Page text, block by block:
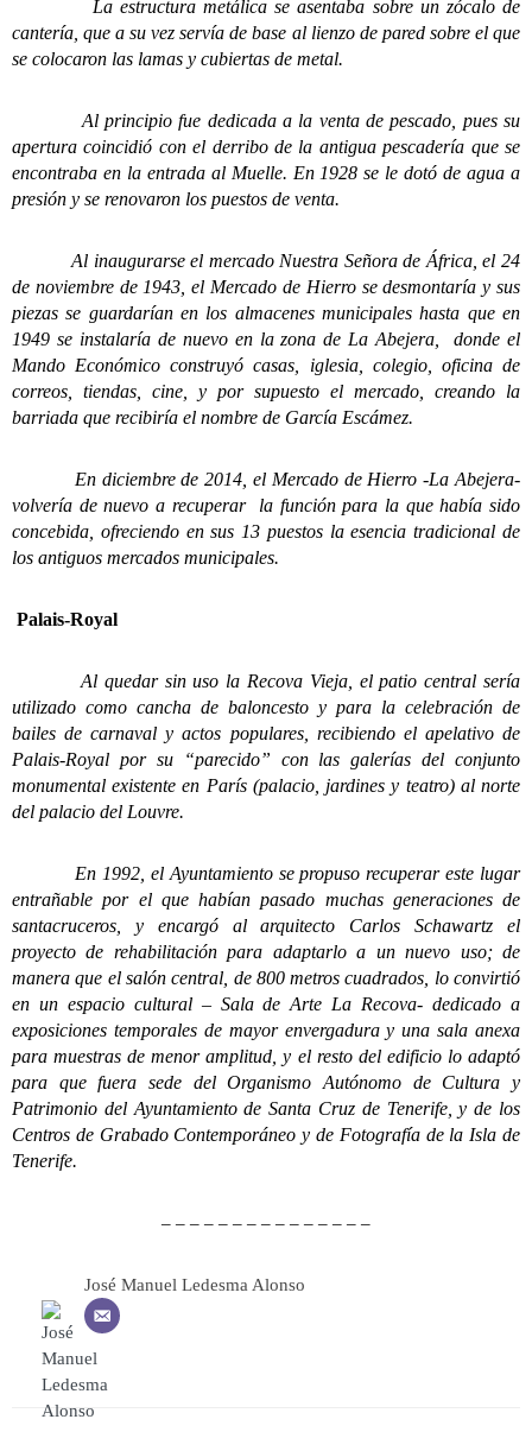
La estructura metálica se asentaba sobre un zócalo de
cantería, que a su vez servía de base al lienzo de pared sobre el que
se colocaron las lamas y cubiertas de metal.
Al principio fue dedicada a la venta de pescado, pues su
apertura coincidió con el derribo de la antigua pescadería que se
encontraba en la entrada al Muelle. En 1928 se le dotó de agua a
presión y se renovaron los puestos de venta.
Al inaugurarse el mercado Nuestra Señora de África, el 24
de noviembre de 1943, el Mercado de Hierro se desmontaría y sus
piezas se guardarían en los almacenes municipales hasta que en
1949 se instalaría de nuevo en la zona de La Abejera, donde el
Mando Económico construyó casas, iglesia, colegio, oficina de
correos, tiendas, cine, y por supuesto el mercado, creando la
barriada que recibiría el nombre de García Escámez.
En diciembre de 2014, el Mercado de Hierro -La Abejera-
volvería de nuevo a recuperar la función para la que había sido
concebida, ofreciendo en sus 13 puestos la esencia tradicional de
los antiguos mercados municipales.
Palais-Royal
Al quedar sin uso la Recova Vieja, el patio central sería
utilizado como cancha de baloncesto y para la celebración de
bailes de carnaval y actos populares, recibiendo el apelativo de
Palais-Royal por su “parecido” con las galerías del conjunto
monumental existente en París (palacio, jardines y teatro) al norte
del palacio del Louvre.
En 1992, el Ayuntamiento se propuso recuperar este lugar
entrañable por el que habían pasado muchas generaciones de
santacruceros, y encargó al arquitecto Carlos Schawartz el
proyecto de rehabilitación para adaptarlo a un nuevo uso; de
manera que el salón central, de 800 metros cuadrados, lo convirtió
en un espacio cultural – Sala de Arte La Recova- dedicado a
exposiciones temporales de mayor envergadura y una sala anexa
para muestras de menor amplitud, y el resto del edificio lo adaptó
para que fuera sede del Organismo Autónomo de Cultura y
Patrimonio del Ayuntamiento de Santa Cruz de Tenerife, y de los
Centros de Grabado Contemporáneo y de Fotografía de la Isla de
Tenerife.
– – – – – – – – – – – – – – –
José Manuel Ledesma Alonso